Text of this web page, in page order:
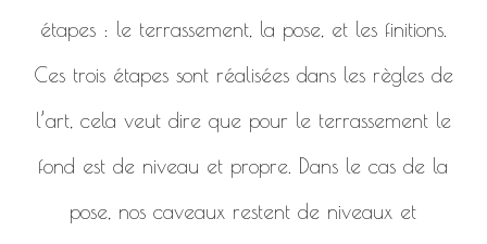
étapes : le terrassement, la pose, et les finitions.
Ces trois étapes sont réalisées dans les règles de
l’art, cela veut dire que pour le terrassement le
fond est de niveau et propre. Dans le cas de la
pose, nos caveaux restent de niveaux et